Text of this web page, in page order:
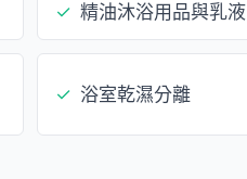
✓ 精油沐浴用品與乳液
✓ 浴室乾濕分離